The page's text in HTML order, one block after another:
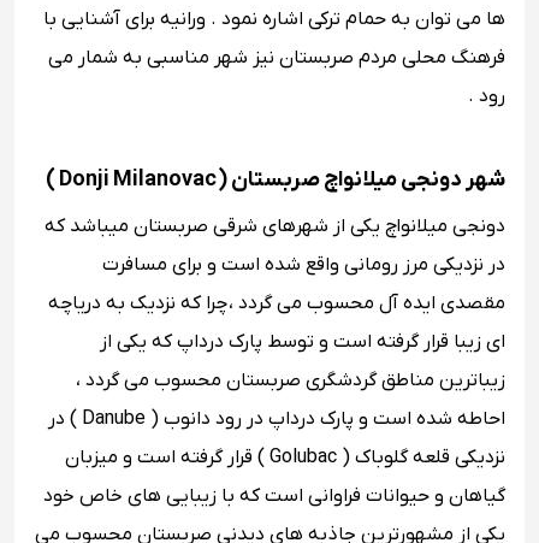
‌ها می ‌توان به حمام ترکی اشاره نمود . ورانیه برای آشنایی با
فرهنگ محلی مردم صربستان نیز شهر مناسبی به شمار می
رود .
شهر دونجی میلانواچ صربستان ( Donji Milanovac )
دونجی میلانواچ یکی از شهرهای شرقی صربستان میباشد که
در نزدیکی مرز رومانی واقع شده است و برای مسافرت
مقصدی ایده‌ آل محسوب می‌ گردد ، چرا که نزدیک به دریاچه
‌ای زیبا قرار گرفته است و توسط پارک درداپ که یکی از
زیباترین مناطق گردشگری صربستان محسوب می گردد ،
احاطه شده است و پارک درداپ در رود دانوب ( Danube ) در
نزدیکی قلعه گلوباک ( Golubac ) قرار گرفته است و میزبان
گیاهان و حیوانات فراوانی است که با زیبایی‌ های خاص خود
یکی از مشهور‌ترین جاذبه های دیدنی صربستان محسوب می‌